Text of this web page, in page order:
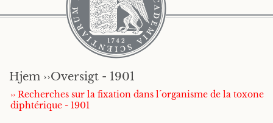
Hjem ››Oversigt - 1901
›› Recherches sur la fixation dans l´organisme de la toxone
diphtérique - 1901